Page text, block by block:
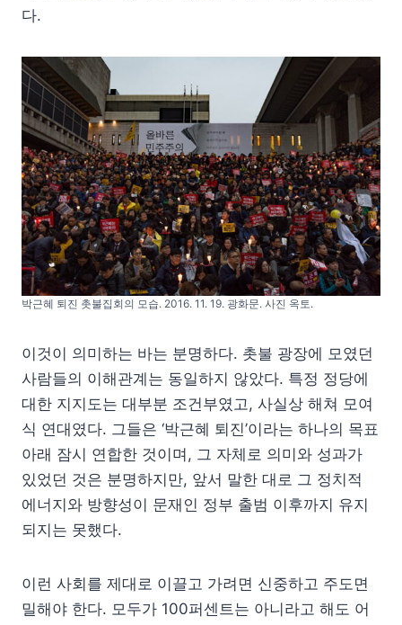
다.
박근혜 퇴진 촛불집회의 모습. 2016. 11. 19. 광화문. 사진 옥토.
이것이 의미하는 바는 분명하다. 촛불 광장에 모였던
사람들의 이해관계는 동일하지 않았다. 특정 정당에
대한 지지도는 대부분 조건부였고, 사실상 해쳐 모여
식 연대였다. 그들은 ‘박근혜 퇴진’이라는 하나의 목표
아래 잠시 연합한 것이며, 그 자체로 의미와 성과가
있었던 것은 분명하지만, 앞서 말한 대로 그 정치적
에너지와 방향성이 문재인 정부 출범 이후까지 유지
되지는 못했다.
이런 사회를 제대로 이끌고 가려면 신중하고 주도면
밀해야 한다. 모두가 100퍼센트는 아니라고 해도 어